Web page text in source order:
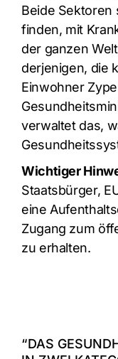
Beide Sektoren
finden, mit
der ganzen
derjenigen, die
Einwohner
verwaltet das,
Wichtiger
Staatsbürger,
eine
Zugang zum
zu erhalten.
“DAS